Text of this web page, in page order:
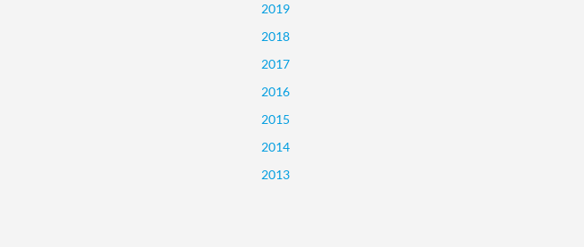
2019
2018
2017
2016
2015
2014
2013